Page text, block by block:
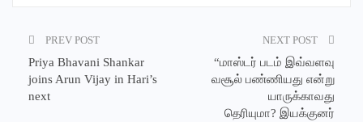
PREV POST
Priya Bhavani Shankar
joins Arun Vijay in Hari’s
next
NEXT POST
“மாஸ்டர் படம் இவ்வளவு
வசூல் பண்ணியது என்று
யாருக்காவது
தெரியுமா? இயக்குனர்